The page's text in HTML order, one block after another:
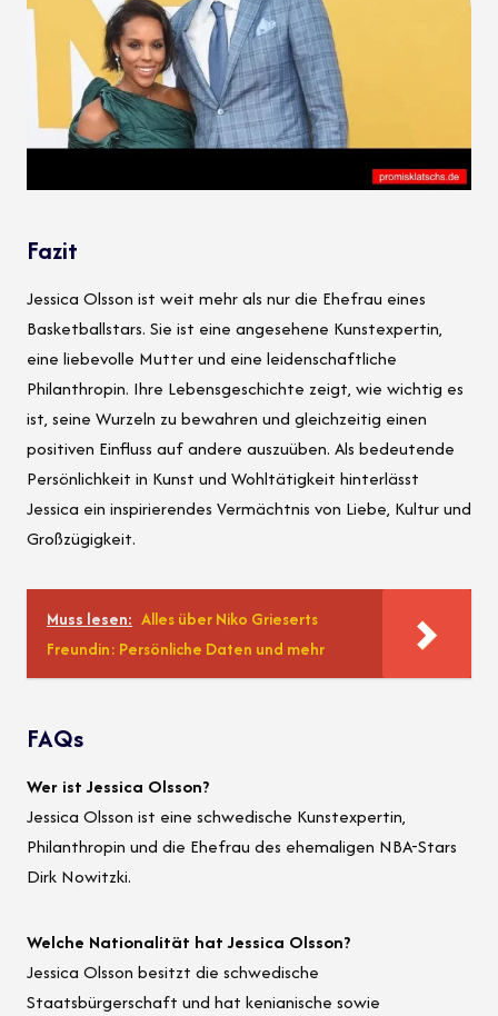
Fazit
Jessica Olsson ist weit mehr als nur die Ehefrau eines
Basketballstars. Sie ist eine angesehene Kunstexpertin,
eine liebevolle Mutter und eine leidenschaftliche
Philanthropin. Ihre Lebensgeschichte zeigt, wie wichtig es
ist, seine Wurzeln zu bewahren und gleichzeitig einen
positiven Einfluss auf andere auszuüben. Als bedeutende
Persönlichkeit in Kunst und Wohltätigkeit hinterlässt
Jessica ein inspirierendes Vermächtnis von Liebe, Kultur und
Großzügigkeit.
Muss lesen: Alles über Niko Grieserts
Freundin: Persönliche Daten und mehr
FAQs
Wer ist Jessica Olsson?
Jessica Olsson ist eine schwedische Kunstexpertin,
Philanthropin und die Ehefrau des ehemaligen NBA-Stars
Dirk Nowitzki.
Welche Nationalität hat Jessica Olsson?
Jessica Olsson besitzt die schwedische
Staatsbürgerschaft und hat kenianische sowie